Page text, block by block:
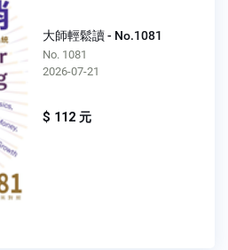
大師輕鬆讀 - No.1081
No. 1081
2026-07-21
$ 112 元